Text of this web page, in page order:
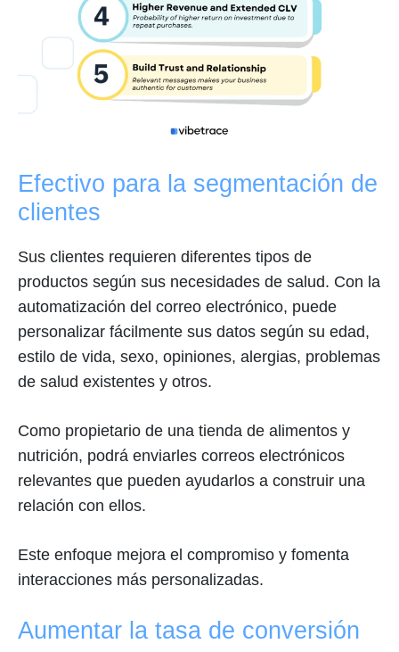
Efectivo para la segmentación de
clientes
Sus clientes requieren diferentes tipos de
productos según sus necesidades de salud. Con la
automatización del correo electrónico, puede
personalizar fácilmente sus datos según su edad,
estilo de vida, sexo, opiniones, alergias, problemas
de salud existentes y otros.
Como propietario de una tienda de alimentos y
nutrición, podrá enviarles correos electrónicos
relevantes que pueden ayudarlos a construir una
relación con ellos.
Este enfoque mejora el compromiso y fomenta
interacciones más personalizadas.
Aumentar la tasa de conversión